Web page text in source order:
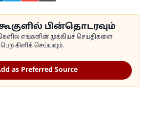
பின்தொடரவும்
எங்களின் முக்கியச் செய்திகளை
கிளிக் செய்யவும்.
as Preferred Source